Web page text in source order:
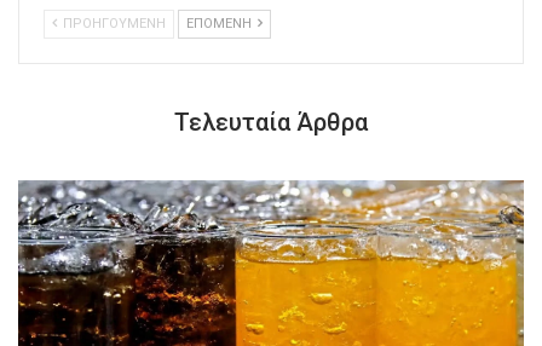
ΠΡΟΗΓΟΥΜΕΝΗ ΕΠΟΜΕΝΗ
Τελευταία Άρθρα